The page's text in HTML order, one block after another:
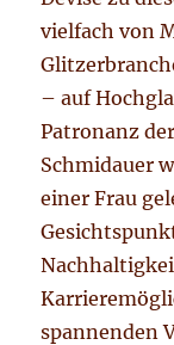
vielfach von
– auf
Patronanz
Schmidauer
einer Frau
spannenden